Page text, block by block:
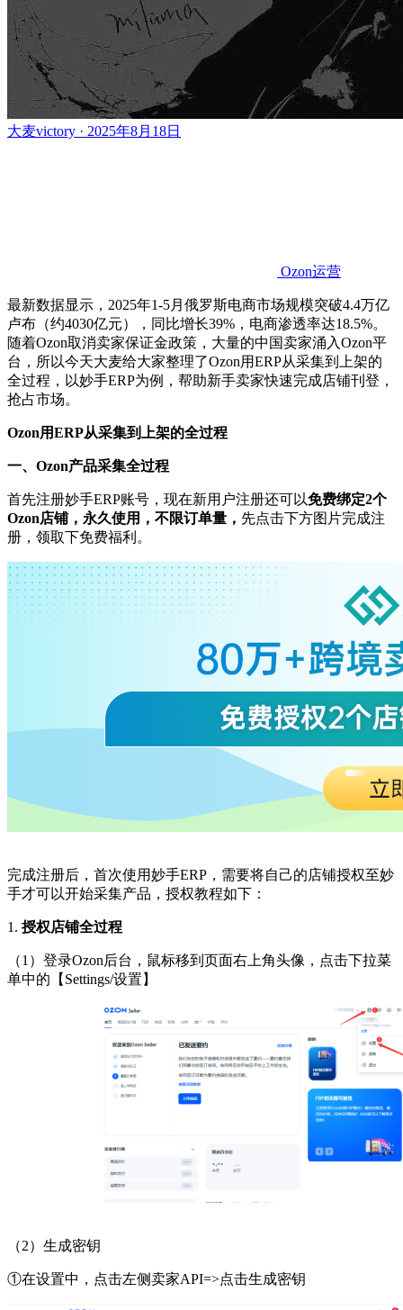
大麦victory · 2025年8月18日
Ozon运营
最新数据显示， 2025年1-5月俄罗斯电商市场规模突破4.4万亿
卢布（约4030亿元），同比增长39%，电商渗透率达18.5%。
随着Ozon取消卖家保证金政策，大量的中国卖家涌入Ozon平
台，所以今天大麦给大家整理了Ozon用ERP从采集到上架的
全过程，以妙手ERP为例，帮助新手卖家快速完成店铺刊登，
抢占市场。
Ozon用ERP从采集到上架的全过程
一、 Ozon产品采集全过程
首先注册妙手ERP账号，现在新用户注册还可以免费绑定2个
Ozon店铺，永久使用，不限订单量， 先点击下方图片完成注
册，领取下免费福利。
完成注册后，首次使用妙手ERP，需要将自己的店铺授权至妙
手才可以开始采集产品 ，授权教程如下：
1. 授权店铺全过程
（1）登录Ozon后台，鼠标移到页面右上角头像，点击下拉菜
单中的【Settings/设置】
（2）生成密钥
①在设置中，点击左侧卖家API=>点击生成密钥